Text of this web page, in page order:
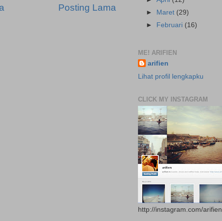
Posting Lama
►
Maret (29)
►
Februari (16)
ME! ARIFIEN
arifien
Lihat profil lengkapku
CLICK MY INSTAGRAM
http://instagram.com/arifien